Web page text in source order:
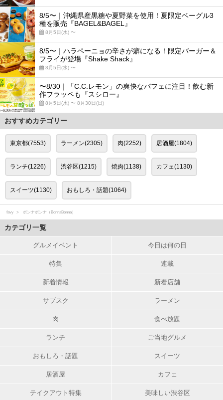
8/5〜｜沖縄県産黒糖や夏野菜を使用！夏限定ベーグル3
種を販売『BAGEL&BAGEL』
8月5日(水) 〜
8/5〜｜ハラペーニョの辛さが癖になる！限定バーガー＆
フライが登場『Shake Shack』
8月5日(水) 〜
〜8/30｜「C.C.レモン」の爽快なパフェに注目！飲む新
作フラッペも『スシロー』
8月5日(水) 〜 8月30日(日)
おすすめカテゴリー
東京都(7553) ラーメン(2305) 肉(2252) 居酒屋(1804)
ランチ(1226) 渋谷区(1215) 焼肉(1138) カフェ(1130)
スイーツ(1130) おもしろ・話題(1064)
favy ボンナボンナ（BonnaBonna）
カテゴリ一覧
グルメイベント 今日は何の日
特集 連載
新着情報 新着店舗
サブスク ラーメン
肉 食べ放題
ランチ ご当地グルメ
おもしろ・話題 スイーツ
居酒屋 カフェ
テイクアウト特集 美味しい渋谷区